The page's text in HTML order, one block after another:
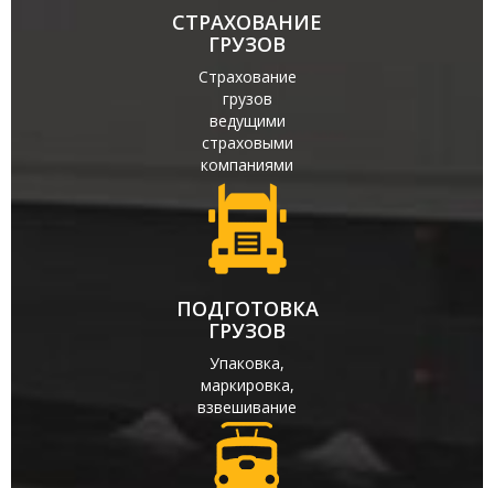
СТРАХОВАНИЕ
ГРУЗОВ
Страхование
грузов
ведущими
страховыми
компаниями
ПОДГОТОВКА
ГРУЗОВ
Упаковка,
маркировка,
взвешивание